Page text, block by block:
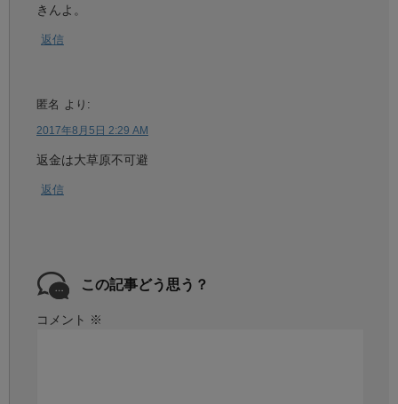
きんよ。
返信
匿名 より:
2017年8月5日 2:29 AM
返金は大草原不可避
返信
この記事どう思う？
コメント ※